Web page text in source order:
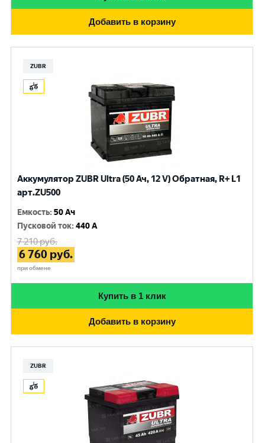
Добавить в корзину
ZUBR
Аккумулятор ZUBR Ultra (50 Ач, 12 V) Обратная, R+ L1
арт.ZU500
Емкость:50 Ач
Пусковой ток:440 A
7 210руб.
6 760 руб.
при обмене
Купить в 1 клик
Добавить в корзину
ZUBR